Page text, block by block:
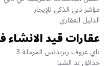
مؤشر دبي الذكي للإيجار
الدليل العقاري
عقارات قيد
باي غروف ريزيدنس المرحلة 3
حدائق ند الشبا